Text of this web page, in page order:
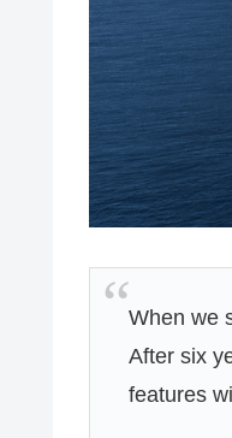
When we
After six
features